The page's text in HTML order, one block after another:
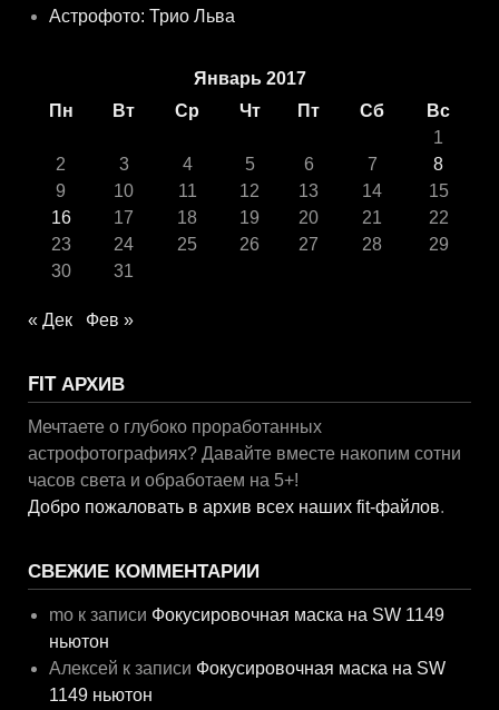
Астрофото: Трио Льва
Январь 2017
Пн
Вт Ср Чт Пт Сб
Вс
1
2
3 4 5 6 7
8
9
10 11 12 13 14
15
16
17 18 19 20 21
22
23
24 25 26 27 28
29
30
31
« Дек Фев »
FIT АРХИВ
Мечтаете о глубоко проработанных
астрофотографиях? Давайте вместе накопим сотни
часов света и обработаем на 5+!
Добро пожаловать в архив всех наших fit-файлов.
СВЕЖИЕ КОММЕНТАРИИ
mo к записи Фокусировочная маска на SW 1149
ньютон
Алексей к записи Фокусировочная маска на SW
1149 ньютон